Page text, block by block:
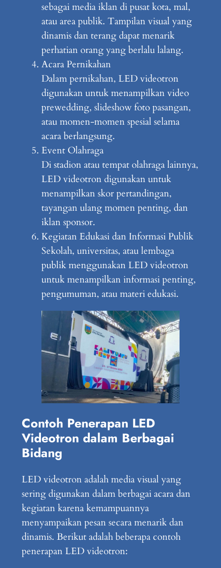
sebagai media iklan di pusat kota, mal,
atau area publik. Tampilan visual yang
dinamis dan terang dapat menarik
perhatian orang yang berlalu lalang.
Acara Pernikahan
Dalam pernikahan, LED videotron
digunakan untuk menampilkan video
prewedding, slideshow foto pasangan,
atau momen-momen spesial selama
acara berlangsung.
Event Olahraga
Di stadion atau tempat olahraga lainnya,
LED videotron digunakan untuk
menampilkan skor pertandingan,
tayangan ulang momen penting, dan
iklan sponsor.
Kegiatan Edukasi dan Informasi Publik
Sekolah, universitas, atau lembaga
publik menggunakan LED videotron
untuk menampilkan informasi penting,
pengumuman, atau materi edukasi.
Contoh Penerapan LED
Videotron dalam Berbagai
Bidang
LED videotron adalah media visual yang
sering digunakan dalam berbagai acara dan
kegiatan karena kemampuannya
menyampaikan pesan secara menarik dan
dinamis. Berikut adalah beberapa contoh
penerapan LED videotron: